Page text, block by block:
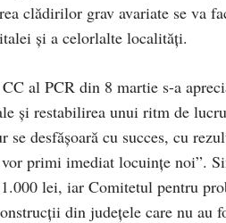
clădirilor grav avariate se va
şi a celorlalte localităţi.
al PCR din 8 martie s-a
şi restabilirea unui ritm de
se desfăşoară cu succes, cu
primi imediat locuinţe noi”.
lei, iar Comitetul pentru
din judeţele care nu au